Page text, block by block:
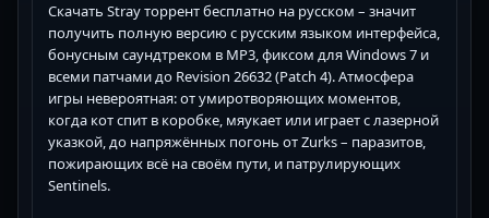
Скачать Stray торрент бесплатно на русском – значит
получить полную версию с русским языком интерфейса,
бонусным саундтреком в MP3, фиксом для Windows 7 и
всеми патчами до Revision 26632 (Patch 4). Атмосфера
игры невероятная: от умиротворяющих моментов,
когда кот спит в коробке, мяукает или играет с лазерной
указкой, до напряжённых погонь от Zurks – паразитов,
пожирающих всё на своём пути, и патрулирующих
Sentinels.